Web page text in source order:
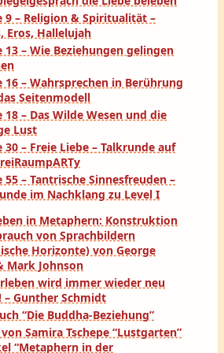
9 – Religion & Spiritualität –
Eros, Hallelujah
13 – Wie Beziehungen gelingen
16 – Wahrsprechen in Berührung
Seitenmodell
18 – Das Wilde Wesen und die
Lust
30 – Freie Liebe – Talkrunde auf
55 – Tantrische Sinnesfreuden –
im Nachklang zu Level I
in Metaphern: Konstruktion
von Sprachbildern
Horizonte) von George
Mark Johnson
wird immer wieder neu
– Gunther Schmidt
“Die Buddha-Beziehung”
Samira Tschepe “Lustgarten”
“Metaphern in der